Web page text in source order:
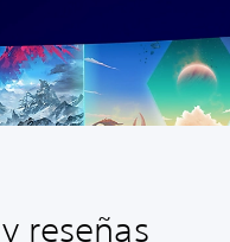
reseñas